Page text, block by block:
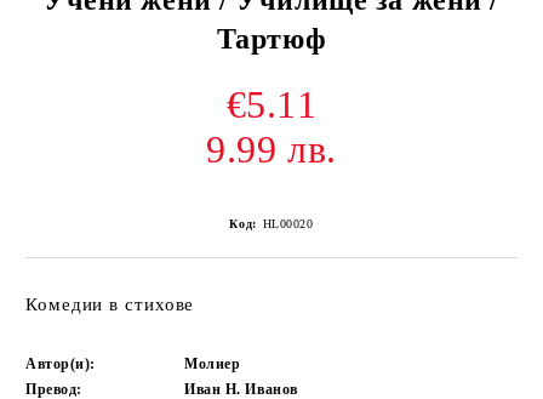
Тартюф
€5.11
9.99 лв.
Код: HL00020
Комедии в стихове
Автор(и):
Молиер
Превод:
Иван Н. Иванов